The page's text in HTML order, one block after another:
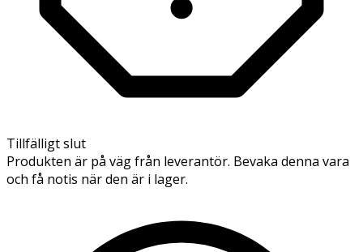
Tillfälligt slut
Produkten är på väg från leverantör. Bevaka denna vara
och få notis när den är i lager.